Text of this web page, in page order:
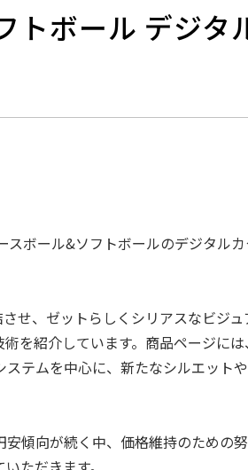
ボール デジタ
ボール&ソフトボールのデジタル
せ、ゼットらしくシリアスなビジ
を紹介しています。商品ページに
テムを中心に、新たなシルエット
傾向が続く中、価格維持のための